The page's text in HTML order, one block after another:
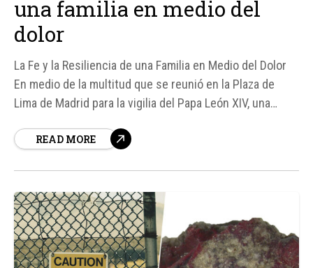
una familia en medio del
dolor
La Fe y la Resiliencia de una Familia en Medio del Dolor
En medio de la multitud que se reunió en la Plaza de
Lima de Madrid para la vigilia del Papa León XIV, una
Juan, junto a su hija Rocío de...
READ MORE